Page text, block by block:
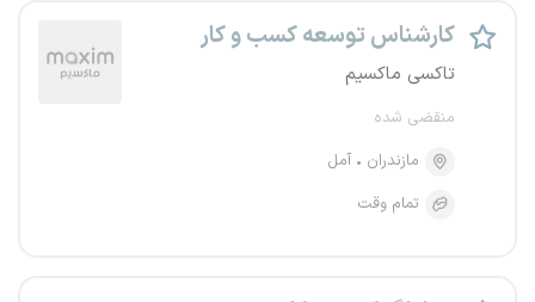
کارشناس توسعه کسب و کار
تاکسی ماکسیم
منقضی شده
مازندران
آمل
تمام وقت